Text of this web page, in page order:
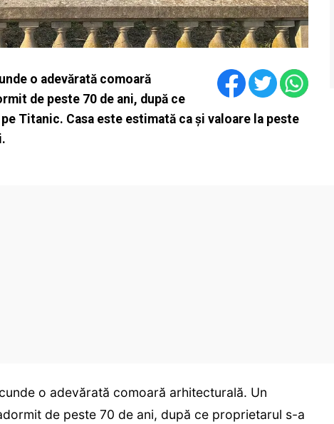
o adevărată comoară
de peste 70 de ani, după ce
Titanic. Casa este estimată ca și valoare la peste
o adevărată comoară arhitecturală. Un
de peste 70 de ani, după ce proprietarul s-a